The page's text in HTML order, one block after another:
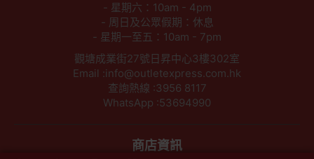
- 星期六：10am - 4pm
- 周日及公眾假期：休息
- 星期一至五：10am - 7pm
觀塘成業街27號日昇中心3樓302室
Email :info@outletexpress.com.hk
查詢熱線 :3956 8117
WhatsApp :53694990
商店資訊